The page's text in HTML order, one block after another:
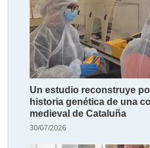
Un estudio reconstruye
historia genética de una
medieval de Cataluña
30/07/2026